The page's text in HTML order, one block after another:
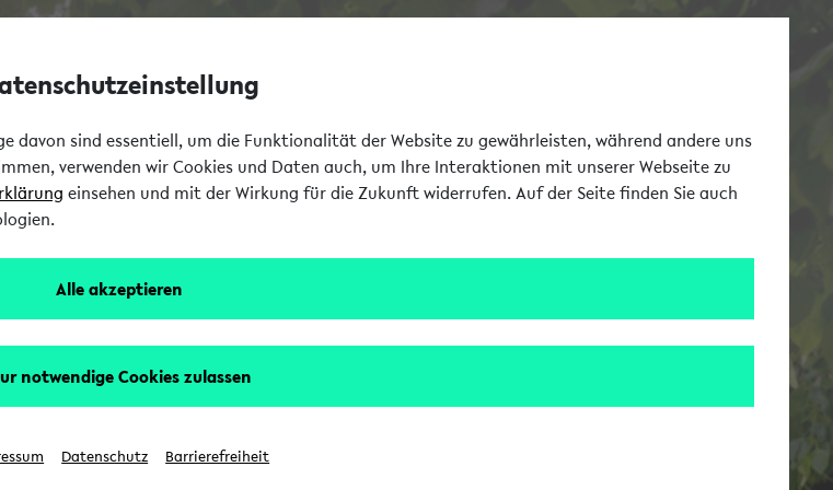
davon sind essentiell, um die Funktionalität der Website zu gewährleisten, während andere uns
verwenden wir Cookies und Daten auch, um Ihre Interaktionen mit unserer Webseite zu
einsehen und mit der Wirkung für die Zukunft widerrufen. Auf der Seite finden Sie auch
Alle akzeptieren
notwendige Cookies zulassen
Datenschutz Barrierefreiheit